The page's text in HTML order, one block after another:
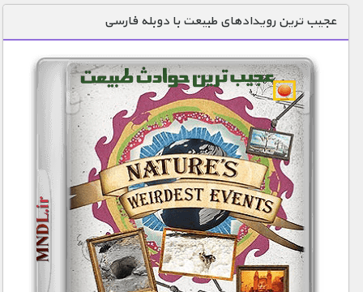
دنیای خوراکی ها
زمین شناسی / محیط زیست
سازه/ معماری/ مهندسی
سرگرمی
شناخت کودکان
طبیعت
علم و فناوری
فرهنگ / هنر
کیهان / نجوم
گردشگری
عجیب ترین رویدادهای طبیعت با دوبله فارسی